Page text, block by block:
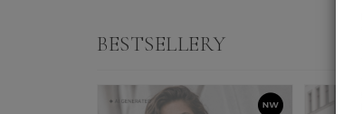
BESTSELLERY